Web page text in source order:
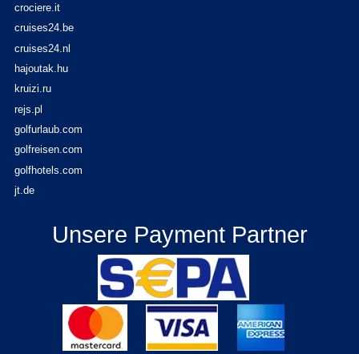
crociere.it
cruises24.be
cruises24.nl
hajoutak.hu
kruizi.ru
rejs.pl
golfurlaub.com
golfreisen.com
golfhotels.com
jt.de
Unsere Payment Partner